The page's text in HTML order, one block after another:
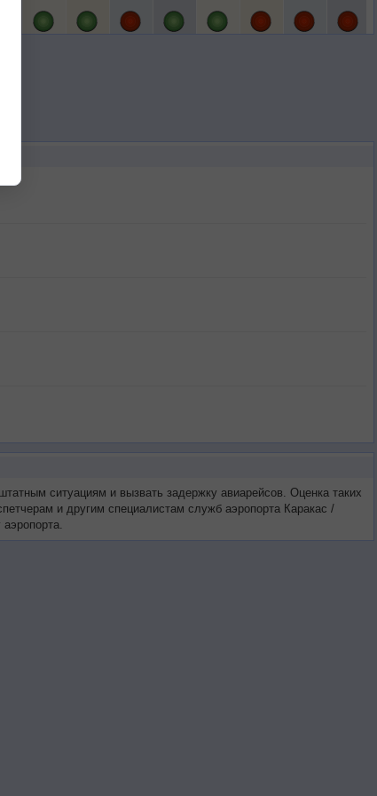
ситуациям и вызвать задержку авиарейсов. Оценка таких
и другим специалистам служб аэропорта Каракас /